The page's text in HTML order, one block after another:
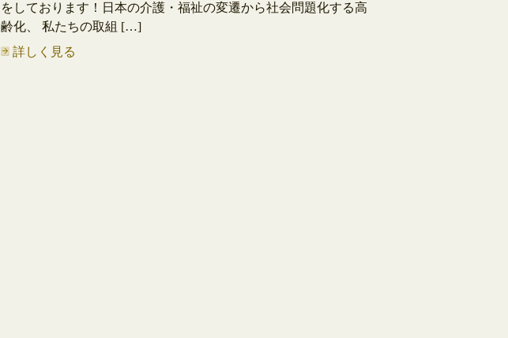
をしております！日本の介護・福祉の変遷から社会問題化する高
齢化、 私たちの取組 […]
詳しく見る